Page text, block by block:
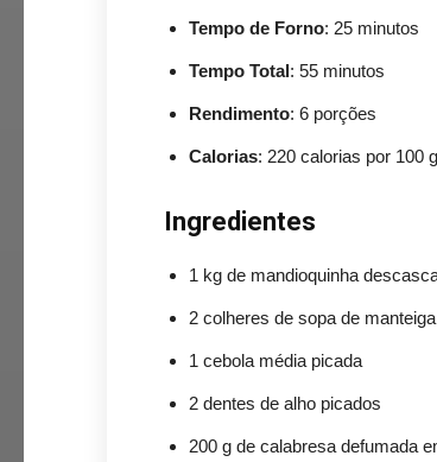
Tempo de Forno: 25 minutos
Tempo Total: 55 minutos
Rendimento: 6 porções
Calorias: 220 calorias por 100
Ingredientes
1 kg de mandioquinha
2 colheres de sopa de manteiga
1 cebola média picada
2 dentes de alho picados
200 g de calabresa defumada